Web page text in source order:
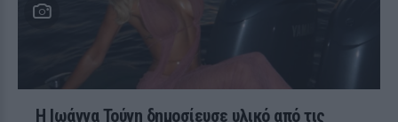
Η Ιωάννα Τούνη δημοσίευσε υλικό από τις